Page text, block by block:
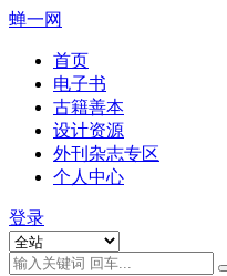
蝉一网
首页
电子书
古籍善本
设计资源
外刊杂志专区
个人中心
登录